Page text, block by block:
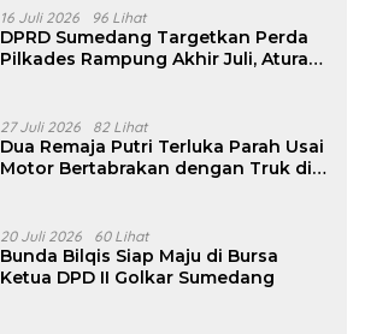
16 Juli 2026 96 Lihat
DPRD Sumedang Targetkan Perda
Pilkades Rampung Akhir Juli, Aturan
27 Juli 2026 82 Lihat
Dua Remaja Putri Terluka Parah Usai
Motor Bertabrakan dengan Truk di
20 Juli 2026 60 Lihat
Bunda Bilqis Siap Maju di Bursa
Ketua DPD II Golkar Sumedang